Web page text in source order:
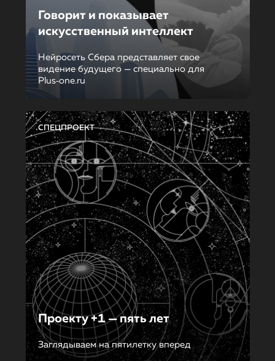
Говорит и показывает
искусственный интеллект
Нейросеть Сбера представляет свое
видение будущего — специально для
Plus‑one.ru
СПЕЦПРОЕКТ
Проекту +1 — пять лет
Заглядываем на пятилетку вперед